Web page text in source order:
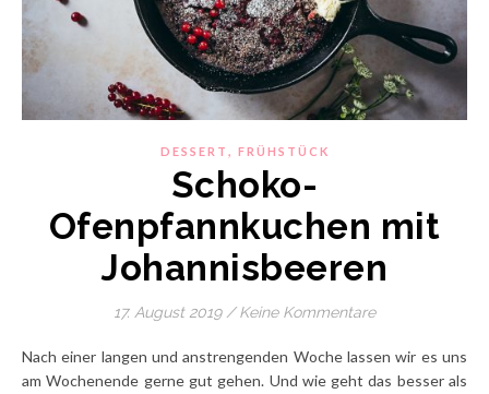
DESSERT , FRÜHSTÜCK
Schoko-
Ofenpfannkuchen mit
Johannisbeeren
17. August 2019 / Keine Kommentare
Nach einer langen und anstrengenden Woche lassen wir es uns
am Wochenende gerne gut gehen. Und wie geht das besser als